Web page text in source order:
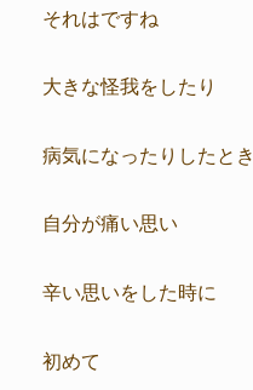
それはですね
大きな怪我をしたり
病気になったりしたとき
自分が痛い思い
辛い思いをした時に
初めて